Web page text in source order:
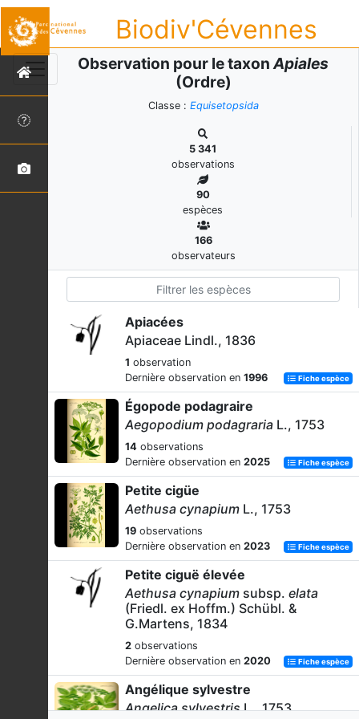
Biodiv'Cévennes
Observation pour le taxonApiales
(Ordre)
Classe : Equisetopsida
5 341
observations
90
espèces
166
observateurs
Apiacées
Apiaceae Lindl., 1836
1 observation
Dernière observation en 1996 Fiche espèce
Égopode podagraire
Aegopodium podagraria L., 1753
14 observations
Dernière observation en 2025 Fiche espèce
Petite cigüe
Aethusa cynapium L., 1753
19 observations
Dernière observation en 2023 Fiche espèce
Petite ciguë élevée
Aethusa cynapium subsp. elata
(Friedl. ex Hoffm.) Schübl. &
G.Martens, 1834
2 observations
Dernière observation en 2020 Fiche espèce
Angélique sylvestre
Angelica sylvestrisL., 1753